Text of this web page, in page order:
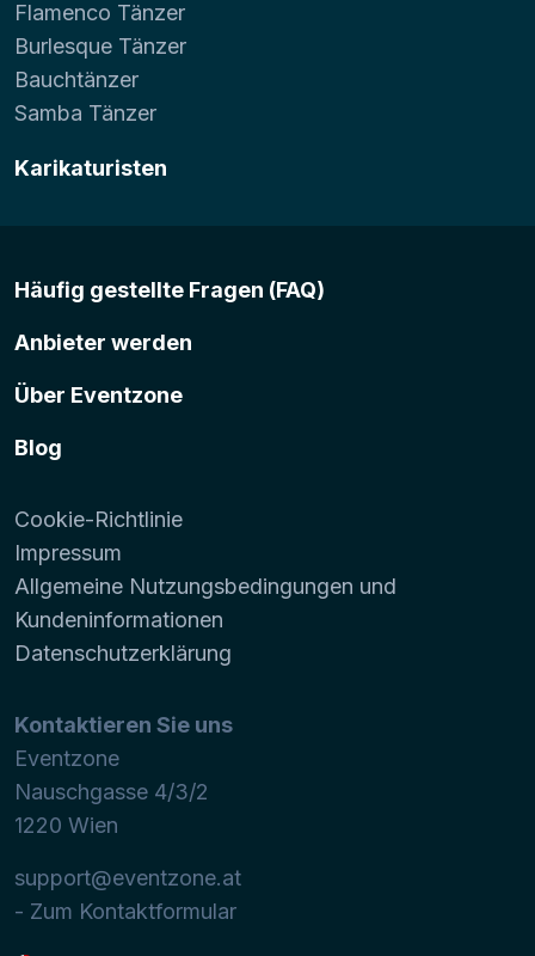
Flamenco Tänzer
Burlesque Tänzer
Bauchtänzer
Samba Tänzer
Karikaturisten
Häufig gestellte Fragen (FAQ)
Anbieter werden
Über Eventzone
Blog
Cookie-Richtlinie
Impressum
Allgemeine Nutzungsbedingungen und
Kundeninformationen
Datenschutzerklärung
Kontaktieren Sie uns
Eventzone
Nauschgasse 4/3/2
1220 Wien
support@eventzone.at
- Zum Kontaktformular